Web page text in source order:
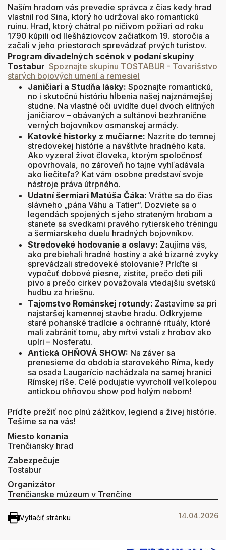
Naším hradom vás prevedie správca z čias kedy hrad
vlastnil rod Sina, ktorý ho udržoval ako romantickú
ruinu. Hrad, ktorý chátral po ničivom požiari od roku
1790 kúpili od Ilešháziovcov začiatkom 19. storočia a
začali v jeho priestoroch sprevádzať prvých turistov.
Program divadelných scénok v podaní skupiny
Tostabur Spoznajte skupinu TOSTABUR - Tovarišstvo
starých bojových umení a remesiel
Janičiari a Studňa lásky: Spoznajte romantickú,
no i skutočnú históriu hĺbenia našej najznámejšej
studne. Na vlastné oči uvidíte duel dvoch elitných
janičiarov – obávaných a sultánovi bezhranične
verných bojovníkov osmanskej armády.
Katovké historky z mučiarne: Nazrite do temnej
stredovekej histórie a navštívte hradného kata.
Ako vyzeral život človeka, ktorým spoločnosť
opovrhovala, no zároveň ho tajne vyhľadávala
ako liečiteľa? Kat vám osobne predstaví svoje
nástroje práva útrpného.
Udatní šermiari Matúša Čáka: Vráťte sa do čias
slávneho „pána Váhu a Tatier“. Dozviete sa o
legendách spojených s jeho strateným hrobom a
stanete sa svedkami pravého rytierskeho tréningu
a šermiarskeho duelu hradných bojovníkov.
Stredoveké hodovanie a oslavy: Zaujíma vás,
ako prebiehali hradné hostiny a aké bizarné zvyky
sprevádzali stredoveké stolovanie? Príďte si
vypočuť dobové piesne, zistite, prečo deti pili
pivo a prečo cirkev považovala vtedajšiu svetskú
hudbu za hriešnu.
Tajomstvo Románskej rotundy: Zastavíme sa pri
najstaršej kamennej stavbe hradu. Odkryjeme
staré pohanské tradície a ochranné rituály, ktoré
mali zabrániť tomu, aby mŕtvi vstali z hrobov ako
upíri – Nosferatu.
Antická OHŇOVÁ SHOW: Na záver sa
prenesieme do obdobia starovekého Ríma, kedy
sa osada Laugarício nachádzala na samej hranici
Rímskej ríše. Celé podujatie vyvrcholí veľkolepou
antickou ohňovou show pod holým nebom!
Príďte prežiť noc plnú zážitkov, legiend a živej histórie.
Tešíme sa na vás!
Miesto konania
Trenčiansky hrad
Zabezpečuje
Tostabur
Organizátor
Trenčianske múzeum v Trenčíne
Vytlačiť stránku 14.04.2026